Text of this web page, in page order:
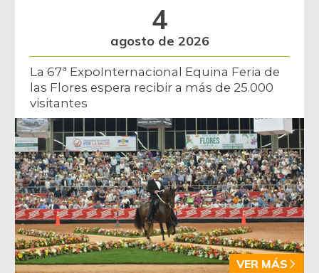
4
agosto de 2026
La 67ª ExpoInternacional Equina Feria de
las Flores espera recibir a más de 25.000
visitantes
VER MÁS